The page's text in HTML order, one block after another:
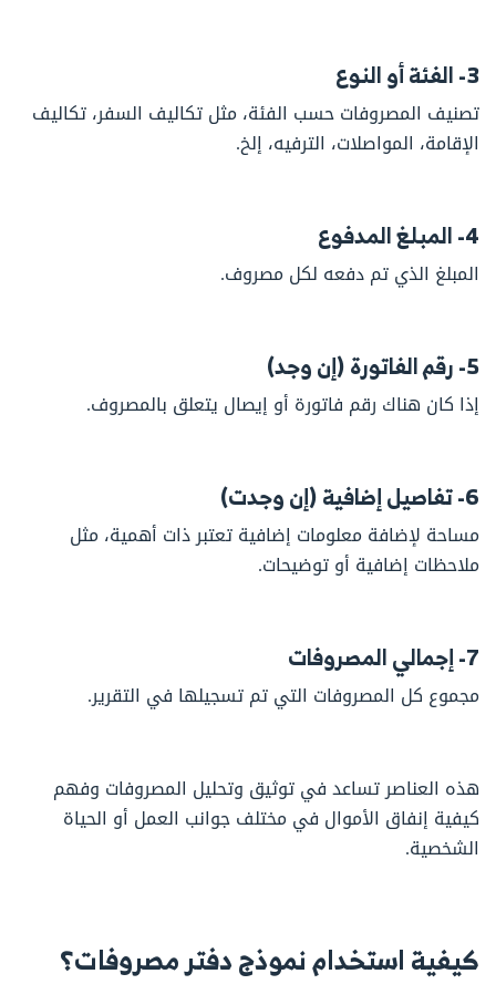
3- الفئة أو النوع
تصنيف المصروفات حسب الفئة، مثل تكاليف السفر، تكاليف
الإقامة، المواصلات، الترفيه، إلخ.
4- المبلغ المدفوع
المبلغ الذي تم دفعه لكل مصروف.
5- رقم الفاتورة (إن وجد)
إذا كان هناك رقم فاتورة أو إيصال يتعلق بالمصروف.
6- تفاصيل إضافية (إن وجدت)
مساحة لإضافة معلومات إضافية تعتبر ذات أهمية، مثل
ملاحظات إضافية أو توضيحات.
7- إجمالي المصروفات
مجموع كل المصروفات التي تم تسجيلها في التقرير.
هذه العناصر تساعد في توثيق وتحليل المصروفات وفهم
كيفية إنفاق الأموال في مختلف جوانب العمل أو الحياة
الشخصية.
كيفية استخدامنموذج دفتر مصروفات؟